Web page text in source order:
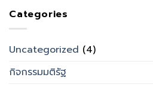
Categories
Uncategorized (4)
กิจกรรมมติรัฐ